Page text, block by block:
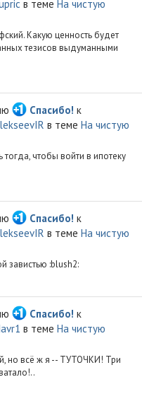
в теме На чистую
Какую ценность будет
тезисов выдуманными
Спасибо! к
в теме На чистую
тогда, чтобы войти в ипотеку
Спасибо! к
в теме На чистую
завистью :blush2:
Спасибо! к
в теме На чистую
но всё ж я -- ТУТОЧКИ! Три